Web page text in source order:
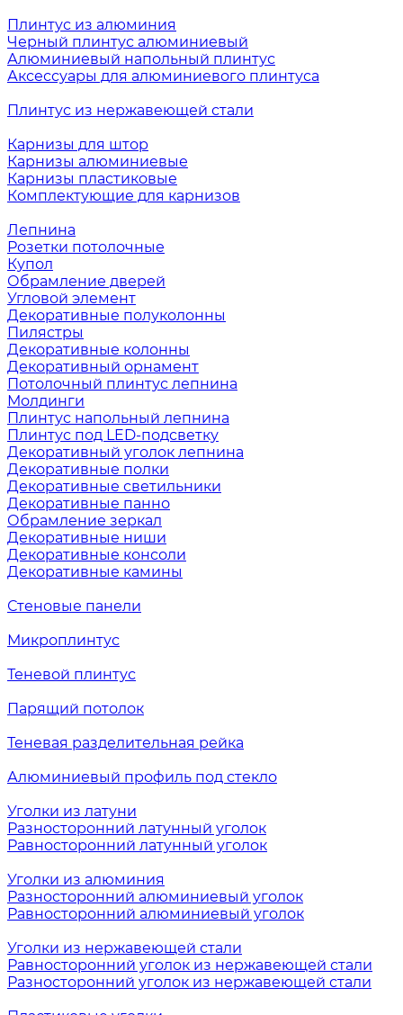
Плинтус из алюминия
Черный плинтус алюминиевый
Алюминиевый напольный плинтус
Аксессуары для алюминиевого плинтуса
Плинтус из нержавеющей стали
Карнизы для штор
Карнизы алюминиевые
Карнизы пластиковые
Комплектующие для карнизов
Лепнина
Розетки потолочные
Купол
Обрамление дверей
Угловой элемент
Декоративные полуколонны
Пилястры
Декоративные колонны
Декоративный орнамент
Потолочный плинтус лепнина
Молдинги
Плинтус напольный лепнина
Плинтус под LED-подсветку
Декоративный уголок лепнина
Декоративные полки
Декоративные светильники
Декоративные панно
Обрамление зеркал
Декоративные ниши
Декоративные консоли
Декоративные камины
Стеновые панели
Микроплинтус
Теневой плинтус
Парящий потолок
Теневая разделительная рейка
Алюминиевый профиль под стекло
Уголки из латуни
Разносторонний латунный уголок
Равносторонний латунный уголок
Уголки из алюминия
Разносторонний алюминиевый уголок
Равносторонний алюминиевый уголок
Уголки из нержавеющей стали
Равносторонний уголок из нержавеющей стали
Разносторонний уголок из нержавеющей стали